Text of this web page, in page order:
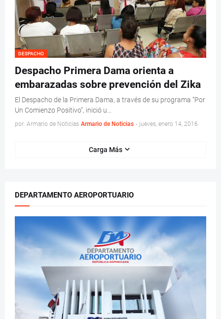
DESPACHO
Despacho Primera Dama orienta a
embarazadas sobre prevención del Zika
El Despacho de la Primera Dama, a través de su programa “Por
Un Comienzo Positivo”, inició u…
por: Armario de Noticias Armario de Noticias - jueves, enero 14, 2016
Carga Más
DEPARTAMENTO AEROPORTUARIO